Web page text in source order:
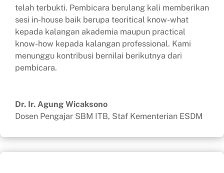
telah terbukti. Pembicara berulang kali memberikan
sesi in-house baik berupa teoritical know-what
kepada kalangan akademia maupun practical
know-how kepada kalangan professional. Kami
menunggu kontribusi bernilai berikutnya dari
pembicara.
Dr. Ir. Agung Wicaksono
Dosen Pengajar SBM ITB, Staf Kementerian ESDM